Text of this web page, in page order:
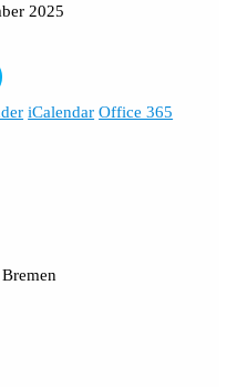
2025
iCalendar Office 365